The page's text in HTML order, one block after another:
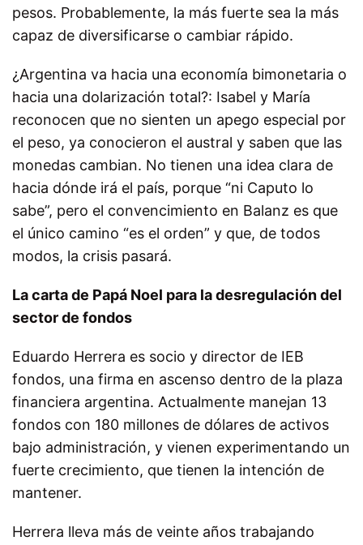
pesos. Probablemente, la más fuerte sea la más
capaz de diversificarse o cambiar rápido.
¿Argentina va hacia una economía bimonetaria o
hacia una dolarización total?: Isabel y María
reconocen que no sienten un apego especial por
el peso, ya conocieron el austral y saben que las
monedas cambian. No tienen una idea clara de
hacia dónde irá el país, porque “ni Caputo lo
sabe”, pero el convencimiento en Balanz es que
el único camino “es el orden” y que, de todos
modos, la crisis pasará.
La carta de Papá Noel para la desregulación del
sector de fondos
Eduardo Herrera es socio y director de IEB
fondos, una firma en ascenso dentro de la plaza
financiera argentina. Actualmente manejan 13
fondos con 180 millones de dólares de activos
bajo administración, y vienen experimentando un
fuerte crecimiento, que tienen la intención de
mantener.
Herrera lleva más de veinte años trabajando